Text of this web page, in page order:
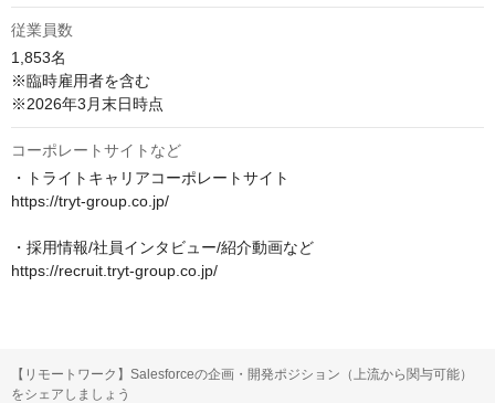
従業員数
1,853名
※臨時雇用者を含む
※2026年3月末日時点
コーポレートサイトなど
・トライトキャリアコーポレートサイト
https://tryt-group.co.jp/
・採用情報/社員インタビュー/紹介動画など
https://recruit.tryt-group.co.jp/
【リモートワーク】Salesforceの企画・開発ポジション（上流から関与可能）
をシェアしましょう